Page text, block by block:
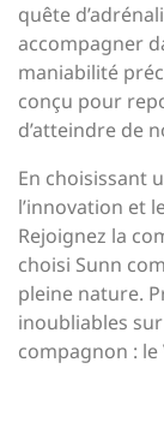
quête
accompagner
maniabilité
conçu pour
d’atteindre de
En choisissant
l’innovation et
Rejoignez la
choisi Sunn
pleine nature.
inoubliables
compagnon : le